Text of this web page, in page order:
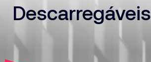
Descarregáveis